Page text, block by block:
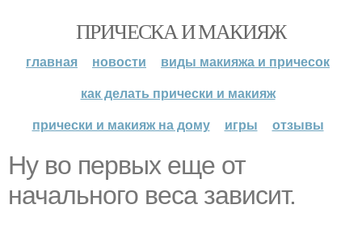
ПРИЧЕСКА И МАКИЯЖ
главная новости
виды макияжа и причесок
как делать прически и макияж
прически и макияж на дому
игры отзывы
Ну во первых еще от
начального веса зависит.